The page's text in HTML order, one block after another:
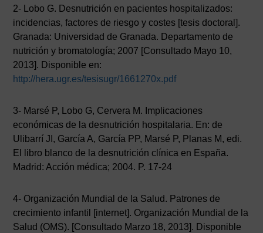
2- Lobo G. Desnutrición en pacientes hospitalizados:
incidencias, factores de riesgo y costes [tesis doctoral].
Granada: Universidad de Granada. Departamento de
nutrición y bromatología; 2007 [Consultado Mayo 10,
2013]. Disponible en:
http://hera.ugr.es/tesisugr/1661270x.pdf
3- Marsé P, Lobo G, Cervera M. Implicaciones
económicas de la desnutrición hospitalaria. En: de
Ulibarrí JI, García A, García PP, Marsé P, Planas M, edi.
El libro blanco de la desnutrición clínica en España.
Madrid: Acción médica; 2004. P. 17-24
4- Organización Mundial de la Salud. Patrones de
crecimiento infantil [internet]. Organización Mundial de la
Salud (OMS). [Consultado Marzo 18, 2013]. Disponible